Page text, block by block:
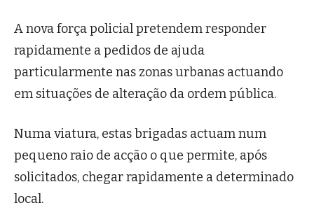
A nova força policial pretendem responder
rapidamente a pedidos de ajuda
particularmente nas zonas urbanas actuando
em situações de alteração da ordem pública.
Numa viatura, estas brigadas actuam num
pequeno raio de acção o que permite, após
solicitados, chegar rapidamente a determinado
local.